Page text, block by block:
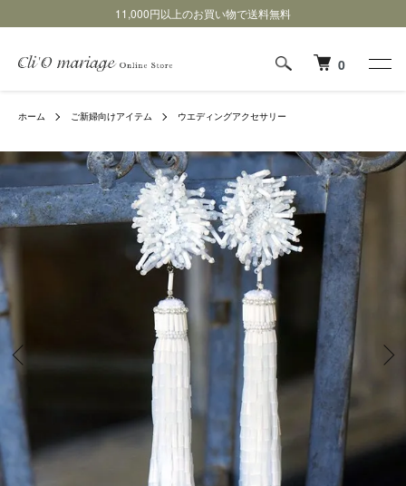
11,000円以上のお買い物で送料無料
0
ホーム ご新婦向けアイテム ウエディングアクセサリー